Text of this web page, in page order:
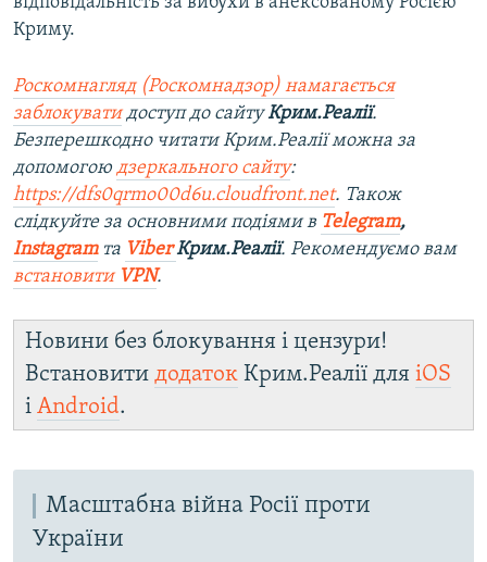
Криму.
Роскомнагляд (Роскомнадзор) намагається
заблокуватидоступ до сайтуКрим.Реалії.
Безперешкодно читати Крим.Реалії можна за
допомогою дзеркального сайту:
https://dfs0qrmo00d6u.cloudfront.net. Також
слідкуйте за основними подіями в Telegram,
Instagramта ViberКрим.Реалії. Рекомендуємо вам
встановити VPN.
Новини без блокування і цензури!
Встановити додаток Крим.Реалії для iOS
і Android.
Масштабна війна Росії проти
України